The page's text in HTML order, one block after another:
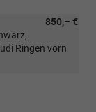
850,– €
Ringen vorn